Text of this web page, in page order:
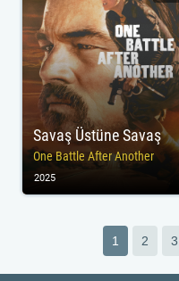
Savaş Üstüne Savaş
One Battle After Another
2025
1 2 3